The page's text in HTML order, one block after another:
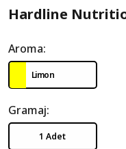
Hardline
Aroma:
Limon
Gramaj:
1 Adet